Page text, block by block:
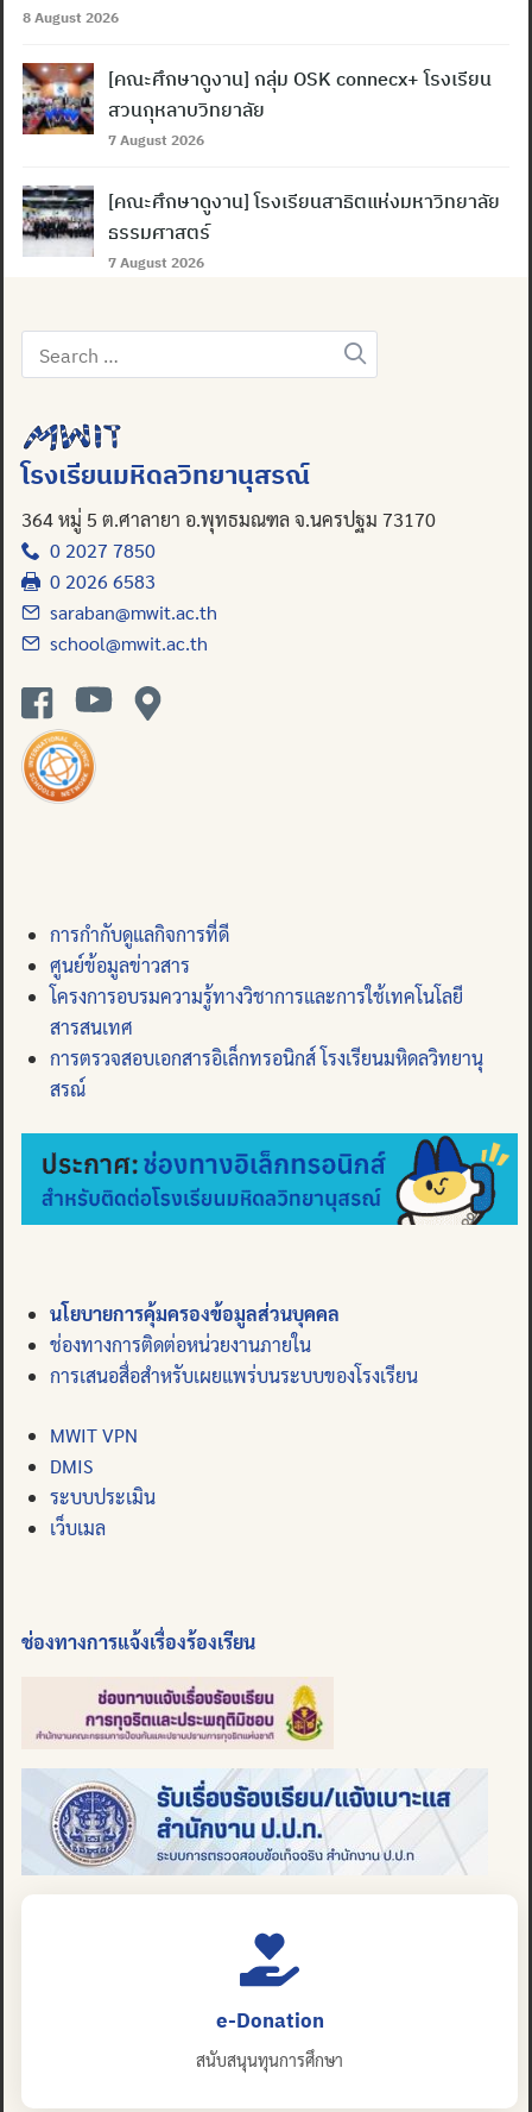
8 August 2026
[คณะศึกษาดูงาน] กลุ่ม OSK connecx+ โรงเรียน
สวนกุหลาบวิทยาลัย
7 August 2026
[คณะศึกษาดูงาน] โรงเรียนสาธิตแห่งมหาวิทยาลัย
ธรรมศาสตร์
7 August 2026
Search
for:
โรงเรียนมหิดลวิทยานุสรณ์
364 หมู่ 5 ต.ศาลายา อ.พุทธมณฑล จ.นครปฐม 73170
0 2027 7850
0 2026 6583
saraban@mwit.ac.th
school@mwit.ac.th
การกำกับดูแลกิจการที่ดี
ศูนย์ข้อมูลข่าวสาร
โครงการอบรมความรู้ทางวิชาการและการใช้เทคโนโลยี
สารสนเทศ
การตรวจสอบเอกสารอิเล็กทรอนิกส์ โรงเรียนมหิดลวิทยานุ
สรณ์
นโยบายการคุ้มครองข้อมูลส่วนบุคคล
ช่องทางการติดต่อหน่วยงานภายใน
การเสนอสื่อสำหรับเผยแพร่บนระบบของโรงเรียน
MWIT VPN
DMIS
ระบบประเมิน
เว็บเมล
ช่องทางการแจ้งเรื่องร้องเรียน
e-Donation
สนับสนุนทุนการศึกษา